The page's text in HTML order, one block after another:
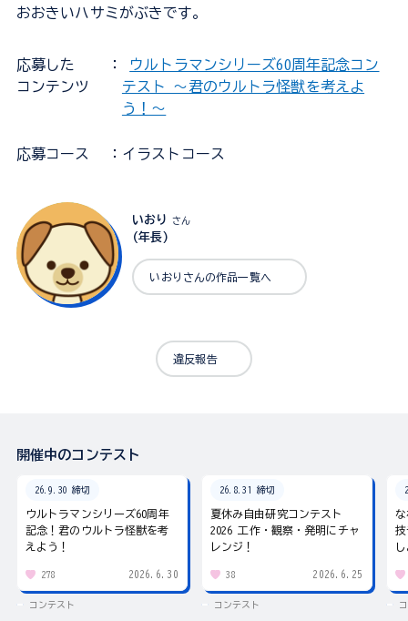
おおきいハサミがぶきです。
応募した
コンテンツ
：
ウルトラマンシリーズ60周年記念コン
テスト ～君のウルトラ怪獣を考えよ
う！～
応募コース ：イラストコース
いおり さん
(年長)
いおりさんの作品一覧へ
違反報告
開催中のコンテスト
26.9.30 締切
ウルトラマンシリーズ60周年
記念！君のウルトラ怪獣を考
えよう！
278 2026.6.30
コンテスト
26.8.31 締切
夏休み自由研究コンテスト
2026 工作・観察・発明にチャ
レンジ！
38 2026.6.25
コンテスト
な
技